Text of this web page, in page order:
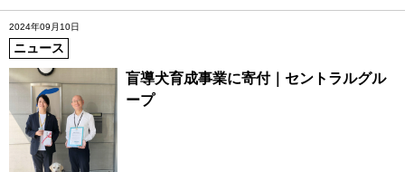
2024年09月10日
ニュース
盲導犬育成事業に寄付｜セントラルグル
ープ